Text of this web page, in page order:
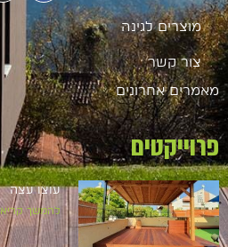
מוצרים לגינה
צור קשר
מאמרים אחרונים
פרוייקטים
עוצו עצה
להמשך